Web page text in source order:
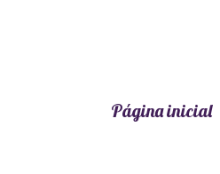
Página inicial